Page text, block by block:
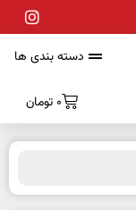
دسته بندی ها
0 تومان